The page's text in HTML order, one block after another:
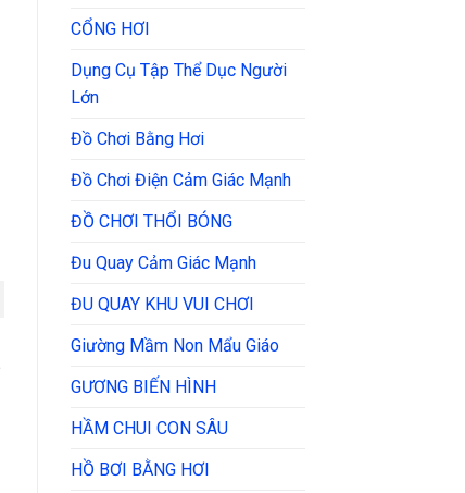
CỔNG HƠI
Dụng Cụ Tập Thể Dục Người
Lớn
Đồ Chơi Bằng Hơi
Đồ Chơi Điện Cảm Giác Mạnh
ĐỒ CHƠI THỔI BÓNG
Đu Quay Cảm Giác Mạnh
ĐU QUAY KHU VUI CHƠI
Giường Mầm Non Mẩu Giáo
GƯƠNG BIẾN HÌNH
HẦM CHUI CON SÂU
HỒ BƠI BẰNG HƠI